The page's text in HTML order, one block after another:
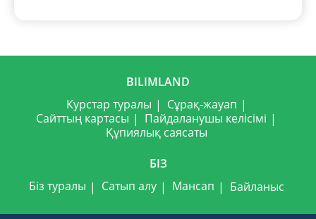
BILIMLAND
Курстар туралы
Сұрақ-жауап
Сайттың картасы
Пайдаланушы келісімі
Құпиялық саясаты
БІЗ
Біз туралы
Сатып алу Мансап Байланыс